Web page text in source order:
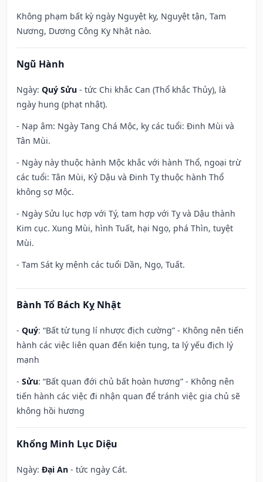
Không phạm bất kỳ ngày Nguyệt kỵ, Nguyệt tận, Tam
Nương, Dương Công Kỵ Nhật nào.
Ngũ Hành
Ngày: Quý Sửu - tức Chi khắc Can (Thổ khắc Thủy), là
ngày hung (phạt nhật).
- Nạp âm: Ngày Tang Chá Mộc, kỵ các tuổi: Đinh Mùi và
Tân Mùi.
- Ngày này thuộc hành Mộc khắc với hành Thổ, ngoại trừ
các tuổi: Tân Mùi, Kỷ Dậu và Đinh Tỵ thuộc hành Thổ
không sợ Mộc.
- Ngày Sửu lục hợp với Tý, tam hợp với Tỵ và Dậu thành
Kim cục. Xung Mùi, hình Tuất, hại Ngọ, phá Thìn, tuyệt
Mùi.
- Tam Sát kỵ mệnh các tuổi Dần, Ngọ, Tuất.
Bành Tổ Bách Kỵ Nhật
- Quý: “Bất từ tụng lí nhược địch cường” - Không nên tiến
hành các việc liên quan đến kiện tụng, ta lý yếu địch lý
mạnh
- Sửu: “Bất quan đới chủ bất hoàn hương” - Không nên
tiến hành các việc đi nhận quan để tránh việc gia chủ sẽ
không hồi hương
Khổng Minh Lục Diệu
Ngày: Đại An - tức ngày Cát.